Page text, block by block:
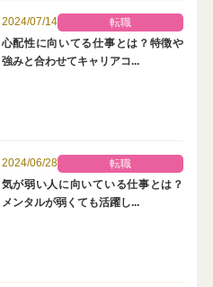
2024/07/14
転職
心配性に向いてる仕事とは？特徴や
強みと合わせてキャリアコ...
2024/06/28
転職
気が弱い人に向いている仕事とは？
メンタルが弱くても活躍し...